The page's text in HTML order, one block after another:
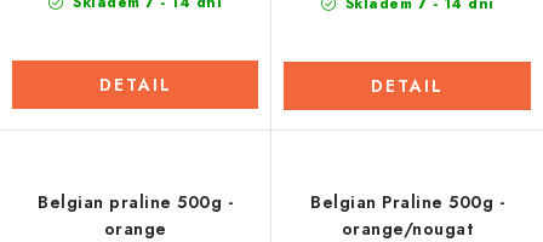
DETAIL DETAIL
Belgian praline 500g -
orange
Belgian Praline 500g -
orange/nougat